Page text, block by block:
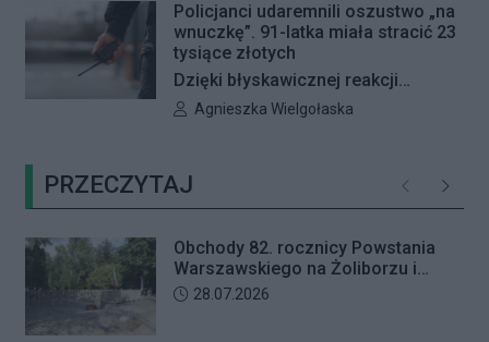
Rady Dzielnicy Żoliborz w sprawie
zaniechania budowy zespołu
przedszkolno-żłobkowego przy ul.
Ficowskiego. Po blisko pięciu
zaplanowano na koniec sierpnia
Policjanci udaremnili oszustwo „na
wnuczkę”. 91-latka miała stracić 23
tysiące złotych
Dzięki błyskawicznej reakcji
kryminalnych 91-letnia mieszkanka
wnuczkę”. Policjanci zatrzymali 32-
letniego mężczyznę w chwili, gdy
przyszedł odebrać przygotowane
przez seniorkę 23 tysiące złotych.
Mężczyzna usłyszał zarzut
Autor artykułu:
Agnieszka Wielgołaska
PRZECZYTAJ Poprzednie
Obchody 82. rocznicy Powstania
Warszawskiego na Żoliborzu i
Bielanach
Data dodania artykułu:
28.07.2026